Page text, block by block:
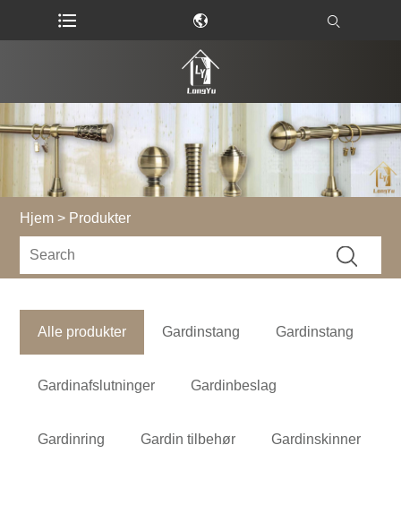
Hjem > Produkter
Alle produkter Gardinstang Gardinstang
Gardinafslutninger Gardinbeslag
Gardinring Gardin tilbehør Gardinskinner